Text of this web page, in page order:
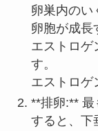
卵巣内のい
卵胞が成長
エストロゲ
す。
エストロゲ
**排卵:**
すると、下